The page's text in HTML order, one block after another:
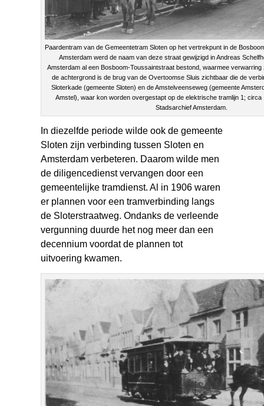
Paardentram van de Gemeentetram Sloten op het vertrekpunt in de
Amsterdam werd de naam van deze straat gewijzigd in Andreas
Amsterdam al een Bosboom-Toussaintstraat bestond, waarmee
de achtergrond is de brug van de Overtoomse Sluis zichtbaar die de
Sloterkade (gemeente Sloten) en de Amstelveenseweg (gemeente
Amstel), waar kon worden overgestapt op de elektrische tramlijn 1; circa
Stadsarchief Amsterdam.
In diezelfde periode wilde ook de gemeente
Sloten zijn verbinding tussen Sloten en
Amsterdam verbeteren. Daarom wilde men
de diligencedienst vervangen door een
gemeentelijke tramdienst. Al in 1906 waren
er plannen voor een tramverbinding langs
de Sloterstraatweg. Ondanks de verleende
vergunning duurde het nog meer dan een
decennium voordat de plannen tot
uitvoering kwamen.